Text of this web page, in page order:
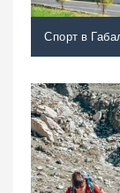
Спорт в